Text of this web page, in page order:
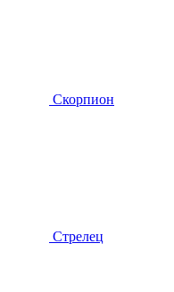
Скорпион
Стрелец